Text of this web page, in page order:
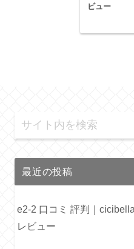
ビュー
最近の投稿
e2-2 口コミ 評判｜
レビュー